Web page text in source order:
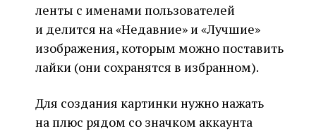
ленты с именами пользователей
и делится на «Недавние» и «Лучшие»
изображения, которым можно поставить
лайки (они сохранятся в избранном).
Для создания картинки нужно нажать
на плюс рядом со значком аккаунта